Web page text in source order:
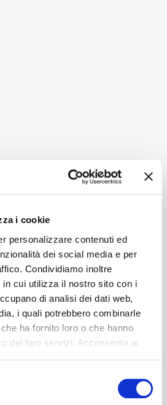
i cookie
personalizzare contenuti ed
dei social media e per
Condividiamo inoltre
in cui utilizza il nostro sito con i
di analisi dei dati web,
i quali potrebbero combinarle
ha fornito loro o che hanno
dei loro servizi. Acconsenta ai